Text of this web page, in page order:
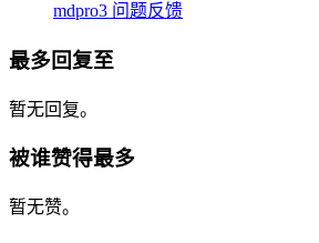
mdpro3 问题反馈
最多回复至
暂无回复。
被谁赞得最多
暂无赞。